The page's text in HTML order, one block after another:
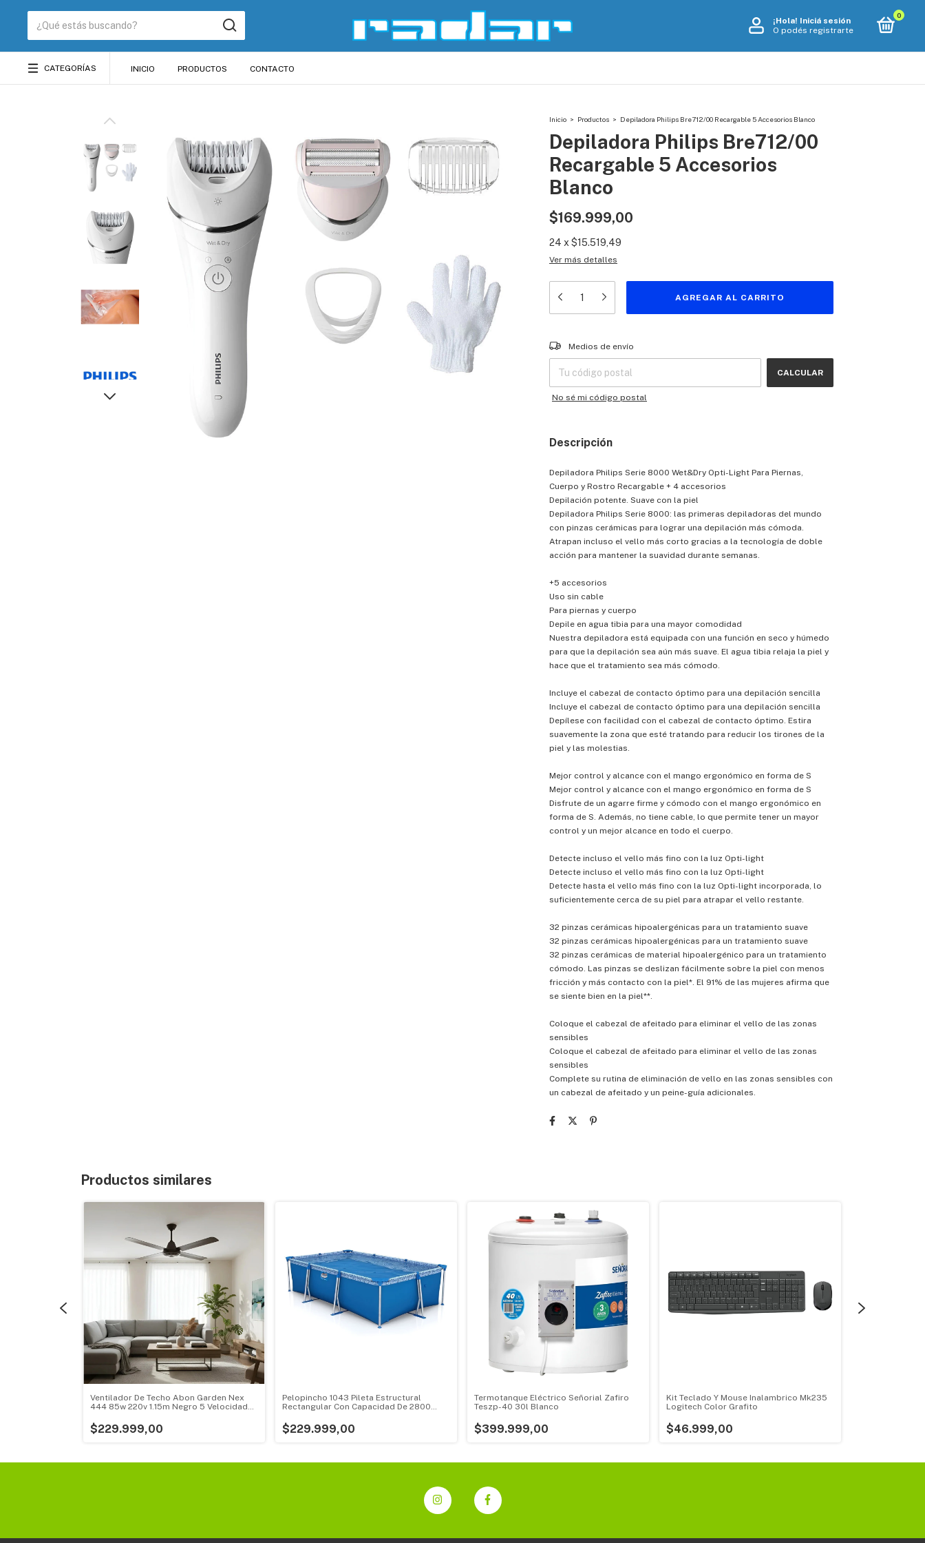
¡Hola! Iniciá sesión
O podés registrarte
0
CATEGORÍAS INICIO PRODUCTOS CONTACTO
Inicio > Productos > Depiladora Philips Bre712/00 Recargable 5 Accesorios Blanco
Depiladora Philips Bre712/00
Recargable 5 Accesorios
Blanco
$169.999,00
24 x $15.519,49
Ver más detalles
Entregas para el CP:
Medios de envío
CALCULAR
No sé mi código postal
Descripción
Depiladora Philips Serie 8000 Wet&Dry Opti-Light Para Piernas,
Cuerpo y Rostro Recargable + 4 accesorios
Depilación potente. Suave con la piel
Depiladora Philips Serie 8000: las primeras depiladoras del mundo
con pinzas cerámicas para lograr una depilación más cómoda.
Atrapan incluso el vello más corto gracias a la tecnología de doble
acción para mantener la suavidad durante semanas.
+5 accesorios
Uso sin cable
Para piernas y cuerpo
Depile en agua tibia para una mayor comodidad
Nuestra depiladora está equipada con una función en seco y húmedo
para que la depilación sea aún más suave. El agua tibia relaja la piel y
hace que el tratamiento sea más cómodo.
Incluye el cabezal de contacto óptimo para una depilación sencilla
Incluye el cabezal de contacto óptimo para una depilación sencilla
Depílese con facilidad con el cabezal de contacto óptimo. Estira
suavemente la zona que esté tratando para reducir los tirones de la
piel y las molestias.
Mejor control y alcance con el mango ergonómico en forma de S
Mejor control y alcance con el mango ergonómico en forma de S
Disfrute de un agarre firme y cómodo con el mango ergonómico en
forma de S. Además, no tiene cable, lo que permite tener un mayor
control y un mejor alcance en todo el cuerpo.
Detecte incluso el vello más fino con la luz Opti-light
Detecte incluso el vello más fino con la luz Opti-light
Detecte hasta el vello más fino con la luz Opti-light incorporada, lo
suficientemente cerca de su piel para atrapar el vello restante.
32 pinzas cerámicas hipoalergénicas para un tratamiento suave
32 pinzas cerámicas hipoalergénicas para un tratamiento suave
32 pinzas cerámicas de material hipoalergénico para un tratamiento
cómodo. Las pinzas se deslizan fácilmente sobre la piel con menos
fricción y más contacto con la piel*. El 91% de las mujeres afirma que
se siente bien en la piel**.
Coloque el cabezal de afeitado para eliminar el vello de las zonas
sensibles
Coloque el cabezal de afeitado para eliminar el vello de las zonas
sensibles
Complete su rutina de eliminación de vello en las zonas sensibles con
un cabezal de afeitado y un peine-guía adicionales.
Productos similares
Ventilador De Techo Abon Garden Nex
444 85w 220v 1.15m Negro 5 Velocidades
$229.999,00
Pelopincho 1043 Pileta Estructural
Rectangular Con Capacidad De 2800
$229.999,00
Termotanque Eléctrico Señorial Zafiro
Teszp-40 30l Blanco
$399.999,00
Kit Teclado Y Mouse Inalambrico Mk235
Logitech Color Grafito
$46.999,00